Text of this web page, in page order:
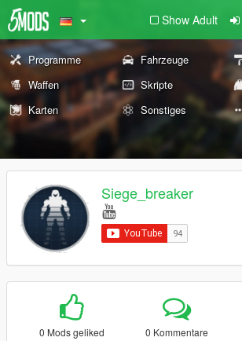
Show Adult
Programme Fahrzeuge
Waffen
Skripte
Karten
Sonstiges
Siege_breaker
0 Mods geliked 0 Kommentare